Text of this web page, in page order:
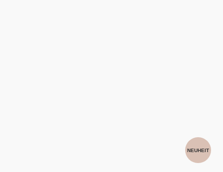
NEUHEIT